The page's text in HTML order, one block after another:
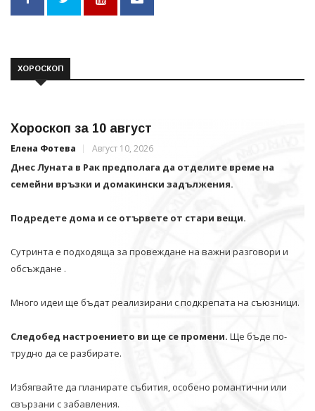
ХОРОСКОП
Хороскоп за 10 август
Елена Фотева Август 10, 2026
Днес Луната в Рак предполага да отделите време на
семейни връзки и домакински задължения.
Подредете дома и се отървете от стари вещи.
Сутринта е подходяща за провеждане на важни разговори и
обсъждане .
Много идеи ще бъдат реализирани с подкрепата на съюзници.
Следобед настроението ви ще се промени. Ще бъде по-
трудно да се разбирате.
Избягвайте да планирате събития, особено романтични или
свързани с забавления.